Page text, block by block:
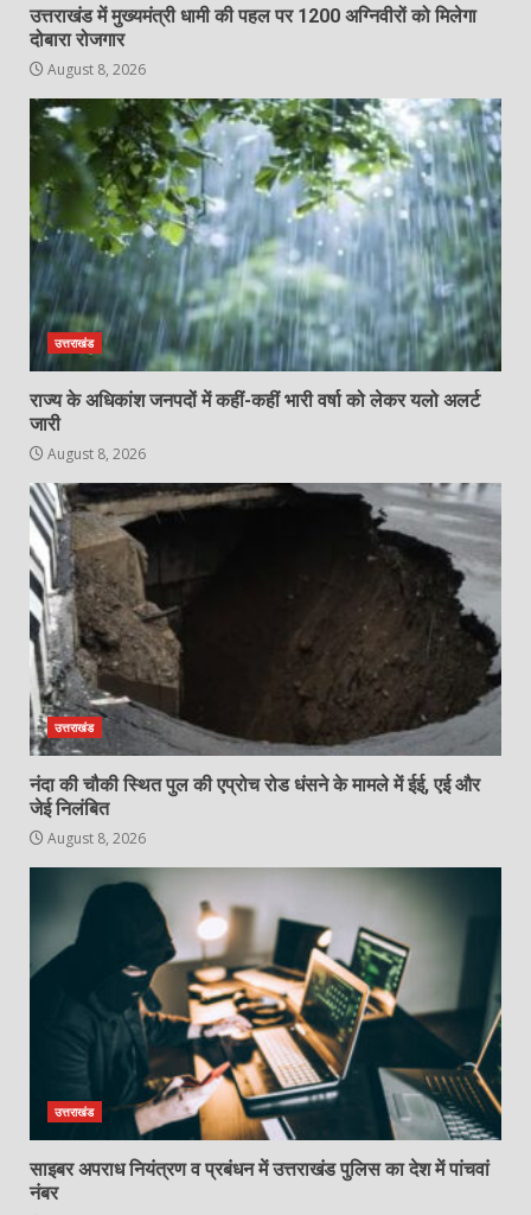
उत्तराखंड में मुख्यमंत्री धामी की पहल पर 1200 अग्निवीरों को मिलेगा
दोबारा रोजगार
August 8, 2026
उत्तराखंड
राज्य के अधिकांश जनपदों में कहीं-कहीं भारी वर्षा को लेकर यलो अलर्ट
जारी
August 8, 2026
उत्तराखंड
नंदा की चौकी स्थित पुल की एप्रोच रोड धंसने के मामले में ईई, एई और
जेई निलंबित
August 8, 2026
उत्तराखंड
साइबर अपराध नियंत्रण व प्रबंधन में उत्तराखंड पुलिस का देश में पांचवां
नंबर